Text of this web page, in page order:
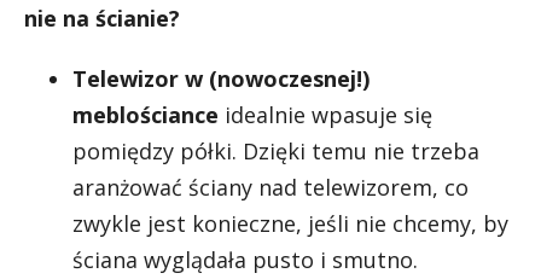
nie na ścianie?
Telewizor w (nowoczesnej!)
meblościance idealnie wpasuje się
pomiędzy półki. Dzięki temu nie trzeba
aranżować ściany nad telewizorem, co
zwykle jest konieczne, jeśli nie chcemy, by
ściana wyglądała pusto i smutno.